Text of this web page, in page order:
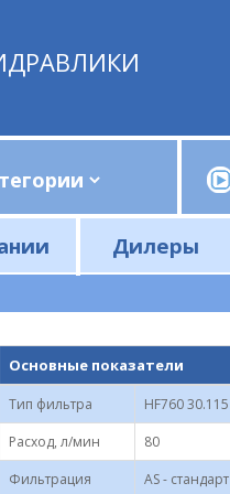
Дилеры
Основные показатели
Тип фильтра
HF760 30.115
Расход, л/мин
80
Фильтрация
AS - стандарт